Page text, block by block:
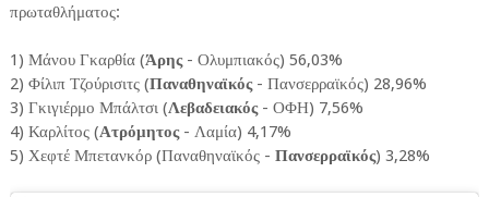
πρωταθλήματος:
1) Μάνου Γκαρθία (Άρης- Ολυμπιακός) 56,03%
2) Φίλιπ Τζούρισιτς (Παναθηναϊκός- Πανσερραϊκός) 28,96%
3) Γκιγιέρμο Μπάλτσι (Λεβαδειακός- ΟΦΗ) 7,56%
4) Καρλίτος (Ατρόμητος- Λαμία) 4,17%
5) Χεφτέ Μπετανκόρ (Παναθηναϊκός - Πανσερραϊκός) 3,28%